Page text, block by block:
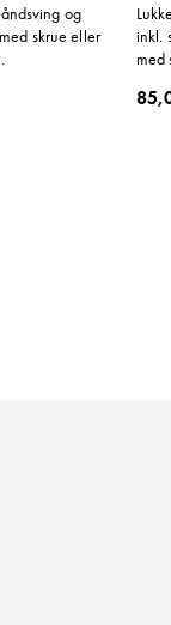
og
skrue eller
inkl.
med